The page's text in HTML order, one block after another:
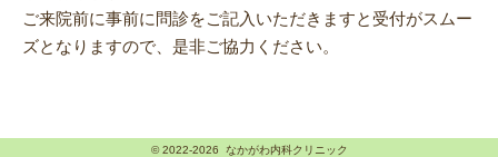
ご来院前に事前に問診をご記入いただきますと受付がスムー
ズとなりますので、是非ご協力ください。
© 2022-2026 なかがわ内科クリニック